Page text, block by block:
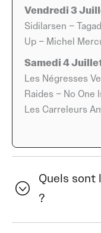
Chaque année, À
à la fois conviviale
point de rencontre
Le festival se
expérience vivante
fil conducteur et
surprennent et
La localisation du
Vendredi 3
Sidilarsen –
Up – Michel
Samedi 4
Les Négresses
Raides – No One
Les Carreleurs
Quels
?